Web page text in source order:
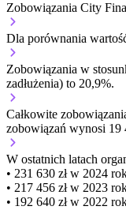
Zobowiązania City
Dla porównania
Zobowiązania w
zadłużenia) to 20,9%.
Całkowite
zobowiązań wynosi 19
W ostatnich latach
• 231 630 zł w 2024
• 217 456 zł w 2023
• 192 640 zł w 2022